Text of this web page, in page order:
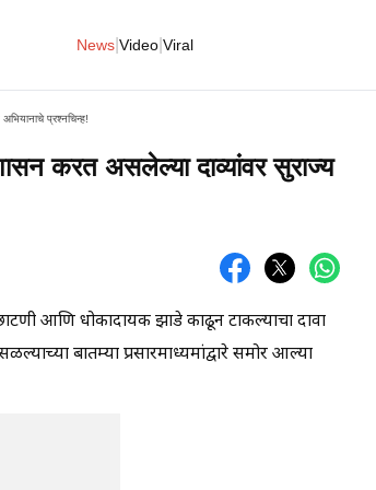
News Video Viral
प्रश्नचिन्ह!
करत असलेल्या दाव्यांवर सुराज्य
आणि धोकादायक झाडे काढून टाकल्याचा दावा
बातम्या प्रसारमाध्यमांद्वारे समोर आल्या